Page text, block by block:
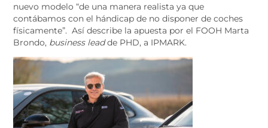
nuevo modelo “de una manera realista ya que
contábamos con el hándicap de no disponer de coches
físicamente”. Así describe la apuesta por el FOOH Marta
Brondo, business leadde PHD, a IPMARK.